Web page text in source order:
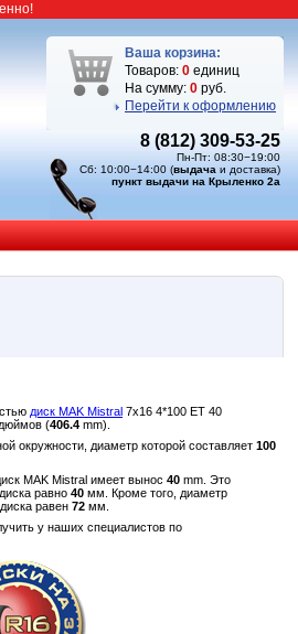
Ваша корзина:
Товаров: 0 единиц
На сумму: 0 руб.
Перейти к оформлению
8 (812) 309-53-25
Пн-Пт: 08:30−19:00
Сб: 10:00−14:00 (выдача и доставка)
пункт выдачи на Крыленко 2а
диск MAK Mistral 7x16 4*100 ET 40
дюймов (406.4 mm).
окружности, диаметр которой составляет 100
MAK Mistral имеет вынос 40 mm. Это
равно 40 мм. Кроме того, диаметр
равен 72 мм.
у наших специалистов по